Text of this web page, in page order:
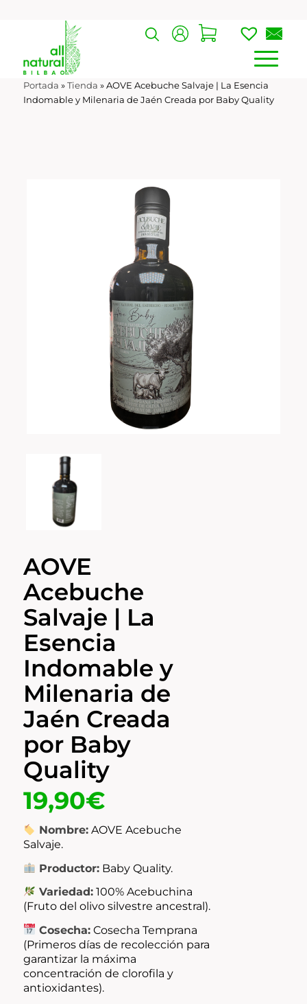
Portada »Tienda »AOVE Acebuche Salvaje | La Esencia
Indomable y Milenaria de Jaén Creada por Baby Quality
AOVE
Acebuche
Salvaje | La
Esencia
Indomable y
Milenaria de
Jaén Creada
por Baby
Quality
19,90€
Nombre:AOVE Acebuche
Salvaje.
Productor:Baby Quality.
Variedad:100% Acebuchina
(Fruto del olivo silvestre ancestral).
Cosecha:Cosecha Temprana
(Primeros días de recolección para
garantizar la máxima
concentración de clorofila y
antioxidantes).